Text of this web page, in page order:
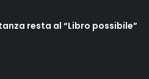
resta al “Libro possibile”